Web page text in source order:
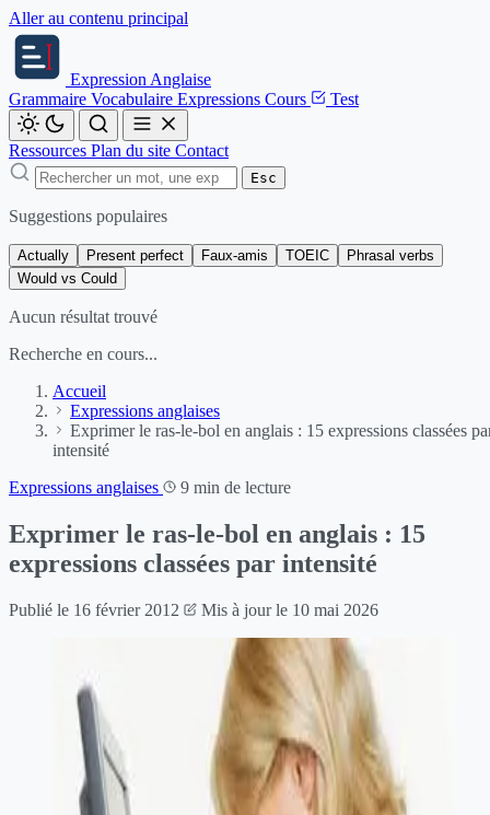
Aller au contenu principal
Expression Anglaise
Grammaire Vocabulaire Expressions Cours Test
Ressources Plan du site Contact
Esc
Suggestions populaires
Actually Present perfect Faux-amis TOEIC
Phrasal verbs
Would vs Could
Aucun résultat trouvé
Recherche en cours...
Accueil
Expressions anglaises
Exprimer le ras-le-bol en anglais : 15 expressions classées
intensité
Expressions anglaises
9 min de lecture
Exprimer le ras-le-bol en anglais : 15
expressions classées par intensité
Publié le 16 février 2012 Mis à jour le 10 mai 2026